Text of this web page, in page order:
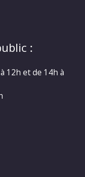
:
12h et de 14h à